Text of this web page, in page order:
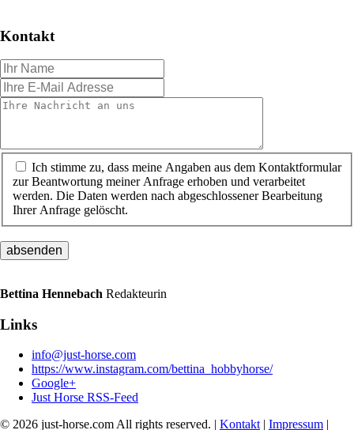
Kontakt
Ich stimme zu, dass meine Angaben aus dem Kontaktformular
zur Beantwortung meiner Anfrage erhoben und verarbeitet
werden. Die Daten werden nach abgeschlossener Bearbeitung
Ihrer Anfrage gelöscht.
Bettina Hennebach Redakteurin
Links
info@just-horse.com
https://www.instagram.com/bettina_hobbyhorse/
Google+
Just Horse RSS-Feed
© 2026 just-horse.com All rights reserved. | Kontakt | Impressum |